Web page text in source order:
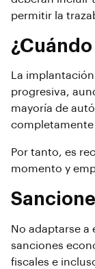
permitir la
La
progresiva,
mayoría de
Por tanto, es
momento y
No adaptarse
sanciones
fiscales e